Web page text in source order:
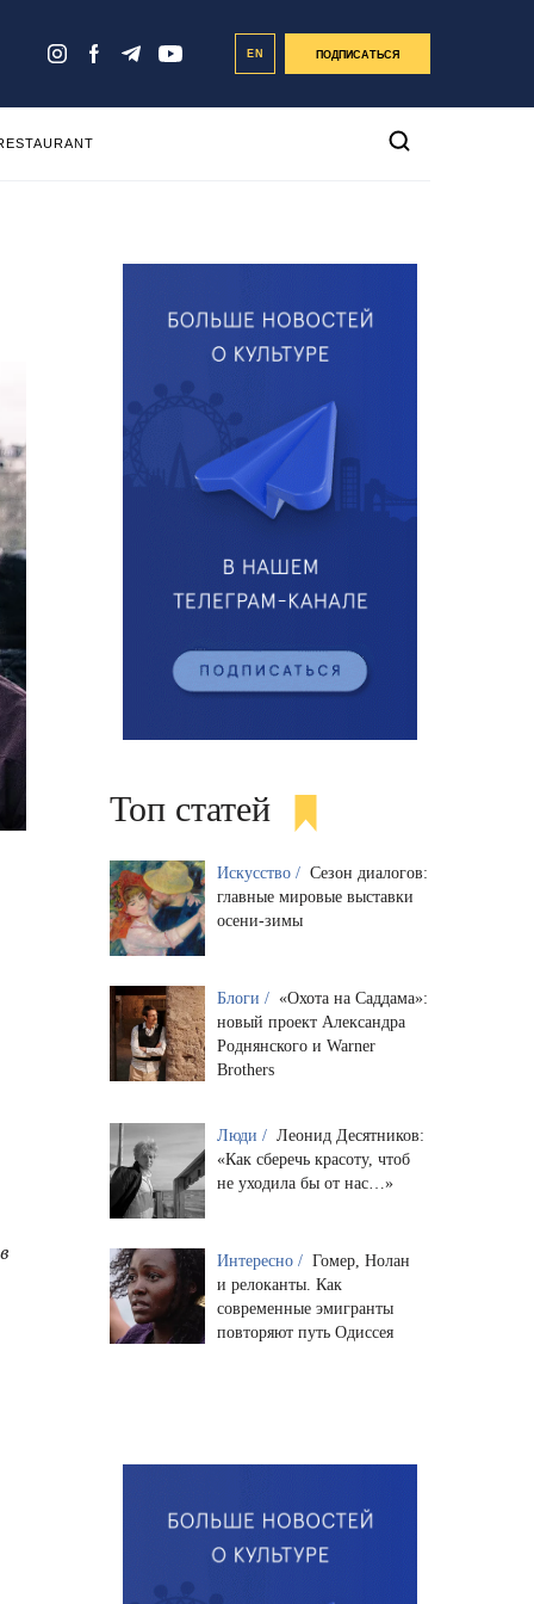
EN ПОДПИСАТЬСЯ
Топ статей
Искусство / Сезон диалогов:
главные мировые выставки
осени-зимы
Блоги / «Охота на Саддама»:
новый проект Александра
Роднянского и Warner
Brothers
Люди / Леонид Десятников:
«Как сберечь красоту, чтоб
не уходила бы от нас…»
Интересно / Гомер, Нолан
и релоканты. Как
современные эмигранты
повторяют путь Одиссея